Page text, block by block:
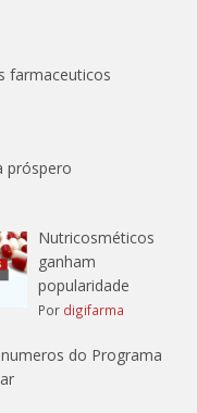
farmaceuticos
próspero
Nutricosméticos
ganham
popularidade
Por digifarma
do Programa